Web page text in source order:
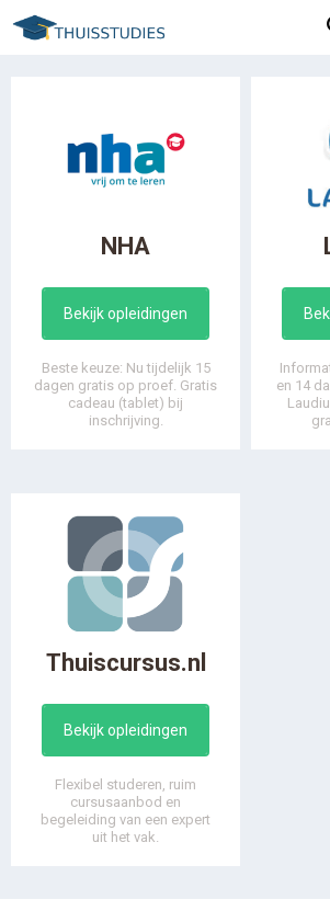
Spring
naar
NHA
Bekijk opleidingen
Beste keuze: Nu tijdelijk 15
dagen gratis op proef. Gratis
cadeau (tablet) bij
inschrijving.
en 14
Thuiscursus.nl
Bekijk opleidingen
Flexibel studeren, ruim
cursusaanbod en
begeleiding van een expert
uit het vak.